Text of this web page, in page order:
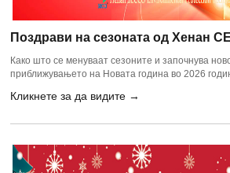
Поздрави на сезоната од Хенан
во 2026 година со благодарност
Како што се менуваат сезоните и започнува
приближувањето на Новата година во 2026
прошируваат нашата најискрена благодарност и
поддршка.
Кликнете за да видите →